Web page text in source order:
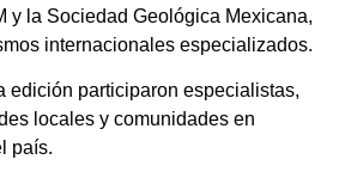
y la Sociedad Geológica Mexicana,
internacionales especializados.
edición participaron especialistas,
locales y comunidades en
país.